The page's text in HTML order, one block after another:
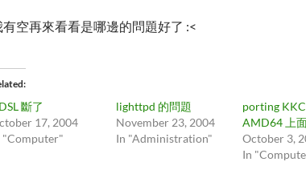
有空再來看看是哪邊的問題好了 :<
斷了
17, 2004
"Computer"
lighttpd 的問題
November 23, 2004
In "Administration"
porting
AMD64 上
October 3,
In